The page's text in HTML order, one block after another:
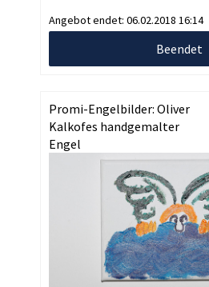
Angebot endet: 06.02.2018 16:14
Beendet
Promi-Engelbilder: Oliver
Kalkofes handgemalter
Engel